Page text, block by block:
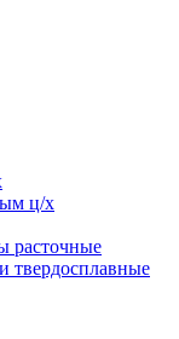
ц/х
расточные
твердосплавные